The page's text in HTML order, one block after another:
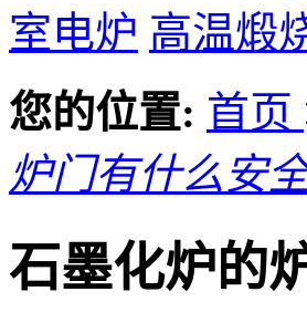
室电炉 高温煅
您的位置: 首页
炉门有什么安
石墨化炉的